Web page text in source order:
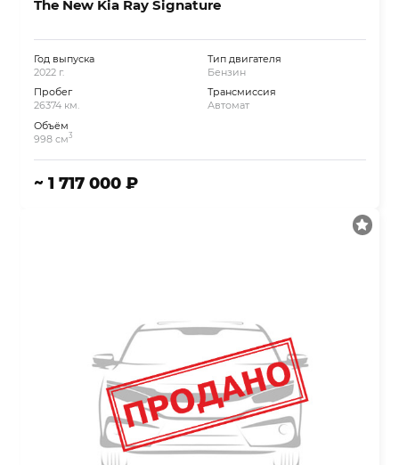
The New Kia Ray Signature
Год выпуска
2022 г.
Пробег
26374 км.
Объём
998 см3
Тип двигателя
Бензин
Трансмиссия
Автомат
~ 1 717 000 ₽